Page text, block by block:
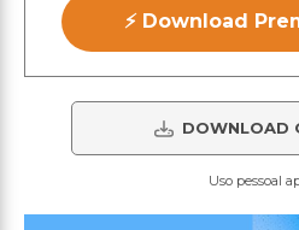
⚡ Download
DOWNLOAD
Uso pessoal